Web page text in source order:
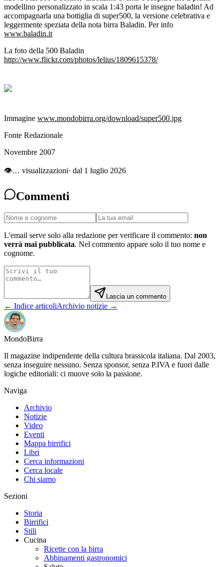
modellino personalizzato in scala 1:43 porta le insegne baladin! Ad
accompagnarla una bottiglia di super500, la versione celebrativa e
leggermente speziata della nota birra Baladin. Per info
www.baladin.it
La foto della 500 Baladin
http://www.flickr.com/photos/lelius/1809615378/
Immagine www.mondobirra.org/download/super500.jpg
Fonte Redazionale
Novembre 2007
👁… visualizzazioni· dal 1 luglio 2026
Commenti
L'email serve solo alla redazione per verificare il commento: non
verrà mai pubblicata. Nel commento appare solo il tuo nome e
cognome.
Lascia un commento
← Indice articoliArchivio notizie →
MondoBirra
Il magazine indipendente della cultura brassicola italiana. Dal 2003,
senza inseguire nessuno. Senza sponsor, senza P.IVA e fuori dalle
logiche editoriali: ci muove solo la passione.
Naviga
Archivio
Notizie
Video
Eventi
Mappa birrifici
Libri
Cerca informazioni
Cerca locale
Chi siamo
Sezioni
Storia
Birrifici
Stili
Cucina
Ricette con la birra
Abbinamenti gastronomici